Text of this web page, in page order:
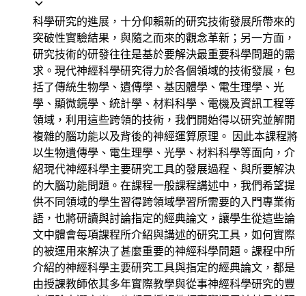
科學研究的進展，十分仰賴新的研究技術發展所帶來的
突破性實驗結果，與隨之而來的觀念革新；另一方面，
研究技術的研發往往是基於要解決最重要科學問題的需
求。現代神經科學研究得力於各個領域的技術發展，包
括了傳統生物學、遺傳學、基因體學、電生理學、光
學、顯微鏡學、統計學、材料科學、電機及資訊工程等
領域，利用這些跨領的技術，我們開始得以研究並解開
複雜的腦功能以及背後的神經運算原理。 因此本課程將
以生物遺傳學、電生理學、光學、材料科學等面向，介
紹現代神經科學主要研究工具的發展過程、與所要解決
的大腦功能問題。在課程一般課程講述中，我們希望提
供不同領域的學生習得跨領域學習所需要的入門專業術
語，也將研讀與討論指定的經典論文，讓學生從這些論
文中體會每項課程所介紹與講述的研究工具，如何實際
的被運用來解決了甚麼重要的神經科學問題。課程中所
介紹的神經科學主要研究工具與指定的經典論文，都是
由授課教師依其多年實際教學與從事神經科學研究的豐